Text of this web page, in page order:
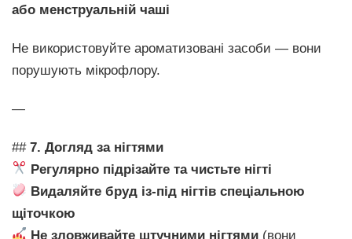
або менструальній чаші
Не використовуйте ароматизовані засоби — вони
порушують мікрофлору.
—
## 7. Догляд за нігтями
Регулярно підрізайте та чистьте нігті
Видаляйте бруд із-під нігтів спеціальною
щіточкою
Не зловживайте штучними нігтями (вони